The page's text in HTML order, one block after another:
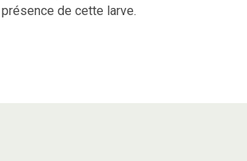
de cette larve.